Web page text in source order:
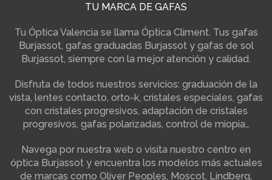
TU MARCA DE GAFAS
Tu Óptica Valencia se llama Óptica Climent. Tus gafas
Burjassot, gafas graduadas Burjassot y gafas de sol
Burjassot, siempre con la mejor atención y calidad.
Disfruta de todos nuestros servicios: graduación de la
vista, lentes contacto, orto-k, cristales especiales, gafas
con cristales progresivos, adaptación de cristales
progresivos, gafas polarizadas, control de miopia…
Navega por nuestra web o visita nuestro centro en
óptica Burjassot y encuentra los modelos más actuales
de marcas como Oliver Peoples, Moscot, Lindberg,